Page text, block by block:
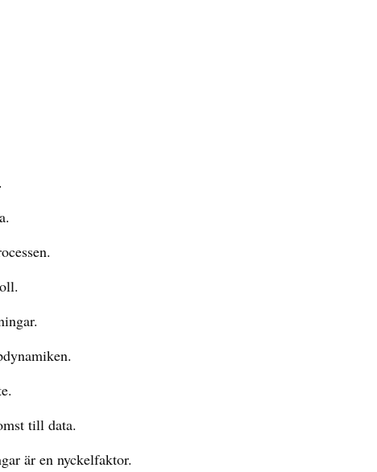
till data.
är en nyckelfaktor.